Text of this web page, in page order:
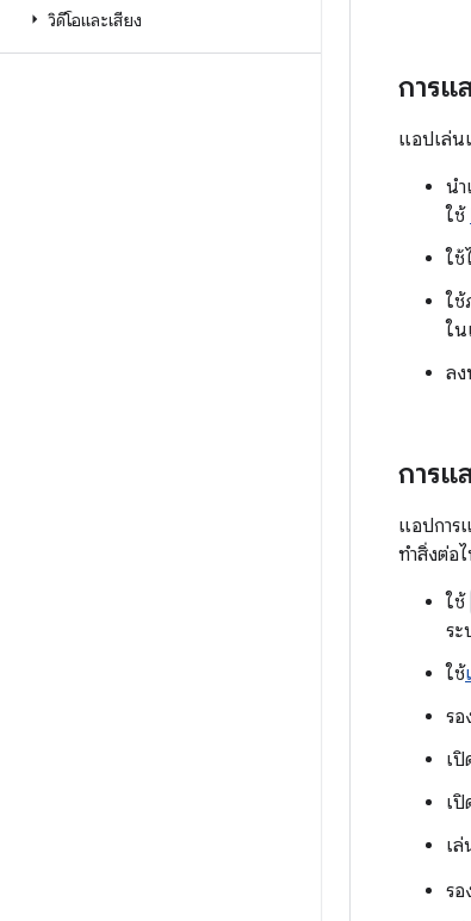
วิดีโอและเสียง
การแ
แอปเล่น
นำ
ใช้
ใช้
ใช้
ใน
ล
การแ
แอปการ
ทำสิ่งต่อ
ใช้
ร
ใช้
รอ
เปิ
เปิ
เล่
รอ